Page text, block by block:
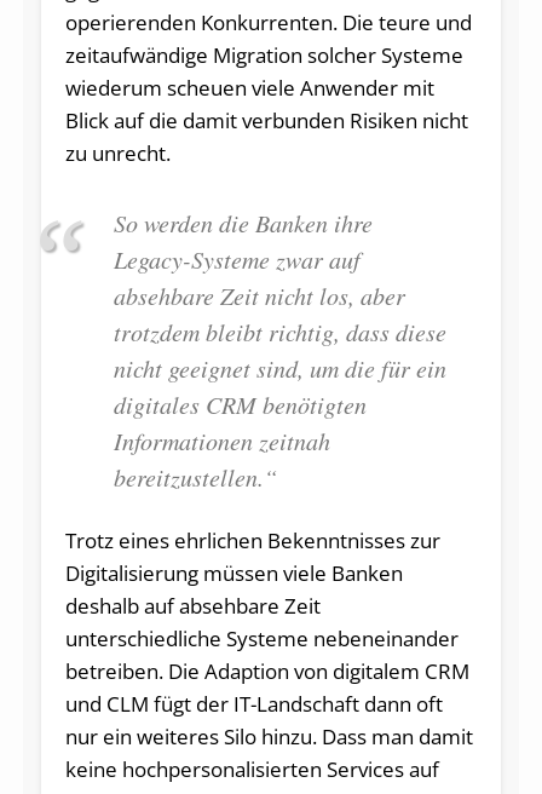
operierenden Konkurrenten. Die teure und
zeitaufwändige Migration solcher Systeme
wiederum scheuen viele Anwender mit
Blick auf die damit verbunden Risiken nicht
zu unrecht.
So werden die Banken ihre
Legacy-Systeme zwar auf
absehbare Zeit nicht los, aber
trotzdem bleibt richtig, dass diese
nicht geeignet sind, um die für ein
digitales CRM benötigten
Informationen zeitnah
bereitzustellen.“
Trotz eines ehrlichen Bekenntnisses zur
Digitalisierung müssen viele Banken
deshalb auf absehbare Zeit
unterschiedliche Systeme nebeneinander
betreiben. Die Adaption von digitalem CRM
und CLM fügt der IT-Landschaft dann oft
nur ein weiteres Silo hinzu. Dass man damit
keine hochpersonalisierten Services auf